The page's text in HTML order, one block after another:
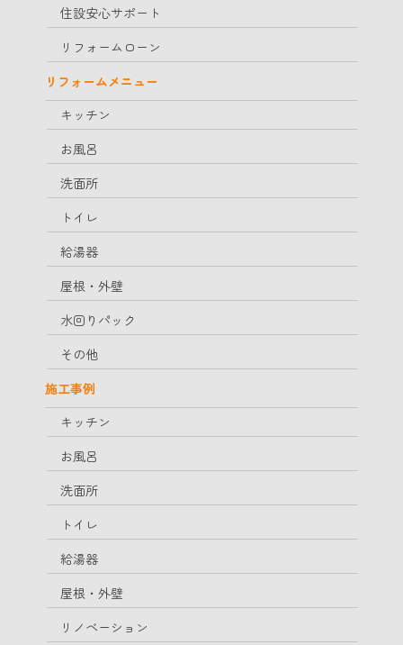
住設安心サポート
リフォームローン
リフォームメニュー
キッチン
お風呂
洗面所
トイレ
給湯器
屋根・外壁
水回りパック
その他
施工事例
キッチン
お風呂
洗面所
トイレ
給湯器
屋根・外壁
リノベーション